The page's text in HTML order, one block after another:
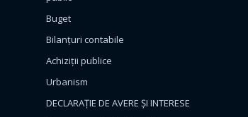
Buget
Bilanțuri contabile
Achiziții publice
Urbanism
DECLARAȚIE DE AVERE ȘI INTERESE